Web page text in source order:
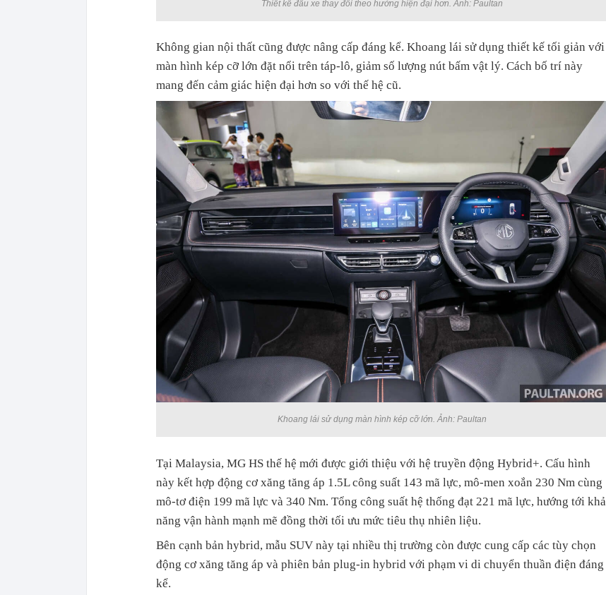
Thiết kế đầu xe thay đổi theo hướng hiện đại hơn. Ảnh: Paultan
Không gian nội thất cũng được nâng cấp đáng kể. Khoang lái sử dụng thiết kế tối giản với
màn hình kép cỡ lớn đặt nổi trên táp-lô, giảm số lượng nút bấm vật lý. Cách bố trí này
mang đến cảm giác hiện đại hơn so với thế hệ cũ.
Khoang lái sử dụng màn hình kép cỡ lớn. Ảnh: Paultan
Tại Malaysia, MG HS thế hệ mới được giới thiệu với hệ truyền động Hybrid+. Cấu hình
này kết hợp động cơ xăng tăng áp 1.5L công suất 143 mã lực, mô-men xoắn 230 Nm cùng
mô-tơ điện 199 mã lực và 340 Nm. Tổng công suất hệ thống đạt 221 mã lực, hướng tới khả
năng vận hành mạnh mẽ đồng thời tối ưu mức tiêu thụ nhiên liệu.
Bên cạnh bản hybrid, mẫu SUV này tại nhiều thị trường còn được cung cấp các tùy chọn
động cơ xăng tăng áp và phiên bản plug-in hybrid với phạm vi di chuyển thuần điện đáng
kể.